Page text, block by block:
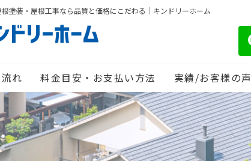
塗装・屋根工事なら品質と価格にこだわる｜キンドリーホーム
れ 料金目安・お支払い方法 実績/お客様の声